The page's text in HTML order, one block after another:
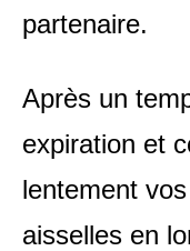
partenaire.
Après un
expiration et
lentement
aisselles en